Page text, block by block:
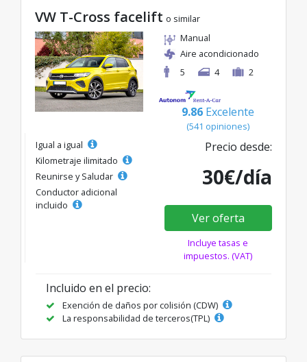
VW T-Cross facelift o similar
Manual
Aire acondicionado
5
4 2
9.86 Excelente
(541 opiniones)
Igual a igual
Kilometraje ilimitado
Reunirse y Saludar
Conductor adicional
incluido
Precio desde:
30€/día
Ver oferta
Incluye tasas e
impuestos. (VAT)
Incluido en el precio:
Exención de daños por colisión (CDW)
La responsabilidad de terceros(TPL)